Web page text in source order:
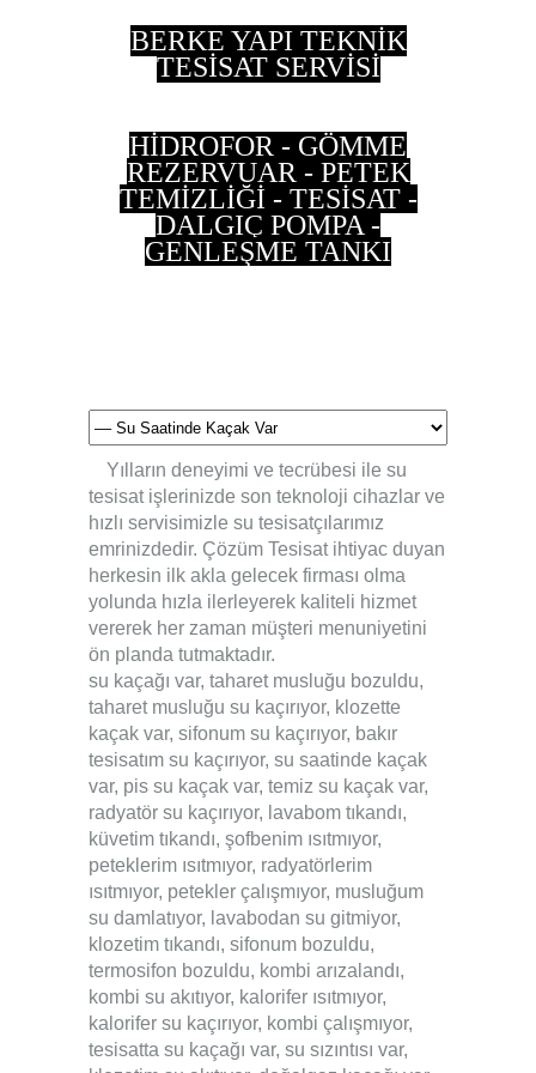
BERKE YAPI TEKNİK
TESİSAT SERVİSİ
HİDROFOR - GÖMME
REZERVUAR - PETEK
TEMİZLİĞİ - TESİSAT -
DALGIÇ POMPA -
GENLEŞME TANKI
Yılların deneyimi ve tecrübesi ile su
tesisat işlerinizde son teknoloji cihazlar ve
hızlı servisimizle su tesisatçılarımız
emrinizdedir. Çözüm Tesisat ihtiyac duyan
herkesin ilk akla gelecek firması olma
yolunda hızla ilerleyerek kaliteli hizmet
vererek her zaman müşteri menuniyetini
ön planda tutmaktadır.
su kaçağı var, taharet musluğu bozuldu,
taharet musluğu su kaçırıyor, klozette
kaçak var, sifonum su kaçırıyor, bakır
tesisatım su kaçırıyor, su saatinde kaçak
var, pis su kaçak var, temiz su kaçak var,
radyatör su kaçırıyor, lavabom tıkandı,
küvetim tıkandı, şofbenim ısıtmıyor,
peteklerim ısıtmıyor, radyatörlerim
ısıtmıyor, petekler çalışmıyor, musluğum
su damlatıyor, lavabodan su gitmiyor,
klozetim tıkandı, sifonum bozuldu,
termosifon bozuldu, kombi arızalandı,
kombi su akıtıyor, kalorifer ısıtmıyor,
kalorifer su kaçırıyor, kombi çalışmıyor,
tesisatta su kaçağı var, su sızıntısı var,